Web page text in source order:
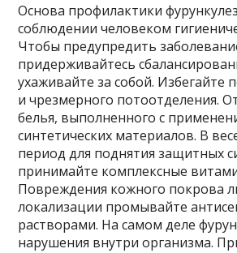
Основа профилактики
соблюдении человеком
Чтобы предупредить
придерживайтесь
ухаживайте за собой. Избегайте
и чрезмерного потоотделения.
белья, выполненного с
синтетических материалов. В
период для поднятия защитных
принимайте комплексные
Повреждения кожного покрова
локализации промывайте
растворами. На самом деле
нарушения внутри организма.